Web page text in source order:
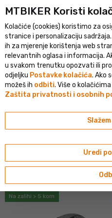
u srednjoj Europi
HR
Pretraživanje
Trgovina navigate_next Vanjske gume i
GRADSKE, DJEČJE I
Pri odabiru obuće važna je
ili inčima). Manje dimenzije
biciklima, BMX-ovima, ali i na
biciklima, pa čak i mopedima,
kategoriji guma veća je pojava
a njihov prioritet je udobna i
Na zalihi > 5 kom
MTBIKER Koristi
Kolačiće (cookies) koristimo za
stranice i personalizaciju
ih za mjerenje korištenja web
relevantnih oglasa i informacija.
u svakom trenutku opozvati ili
odjeljku Postavke kolačića. Ako
možeš ih odbiti. Više o
Zaštita privatnosti i osobnih
Uredi